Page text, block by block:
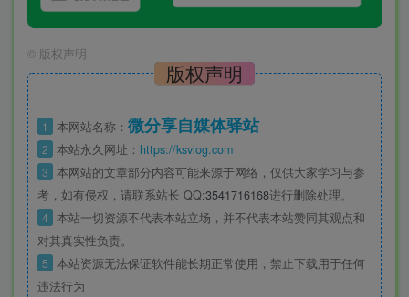
© 版权声明
版权声明
1 本网站名称： 微分享自媒体驿站
2 本站永久网址： https://ksvlog.com
3 本网站的文章部分内容可能来源于网络，仅供大家学习与参
考，如有侵权，请联系站长 QQ:3541716168进行删除处理。
4 本站一切资源不代表本站立场，并不代表本站赞同其观点和
对其真实性负责。
5 本站资源无法保证软件能长期正常使用，禁止下载用于任何
违法行为